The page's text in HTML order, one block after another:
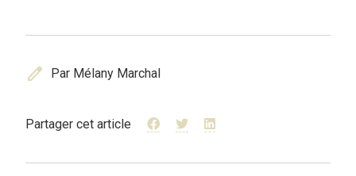
edit Par Mélany Marchal
Partager cet article